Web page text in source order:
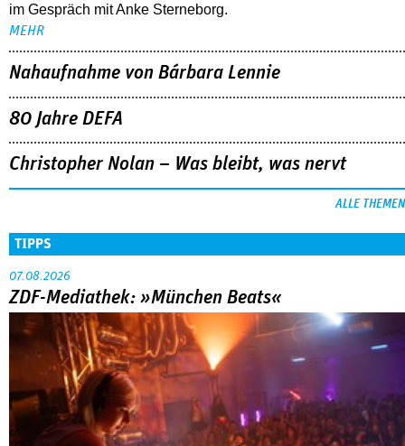
im Gespräch mit Anke Sterneborg.
MEHR
Nahaufnahme von Bárbara Lennie
80 Jahre DEFA
Christopher Nolan – Was bleibt, was nervt
ALLE THEMEN
TIPPS
07.08.2026
ZDF-Mediathek: »München Beats«